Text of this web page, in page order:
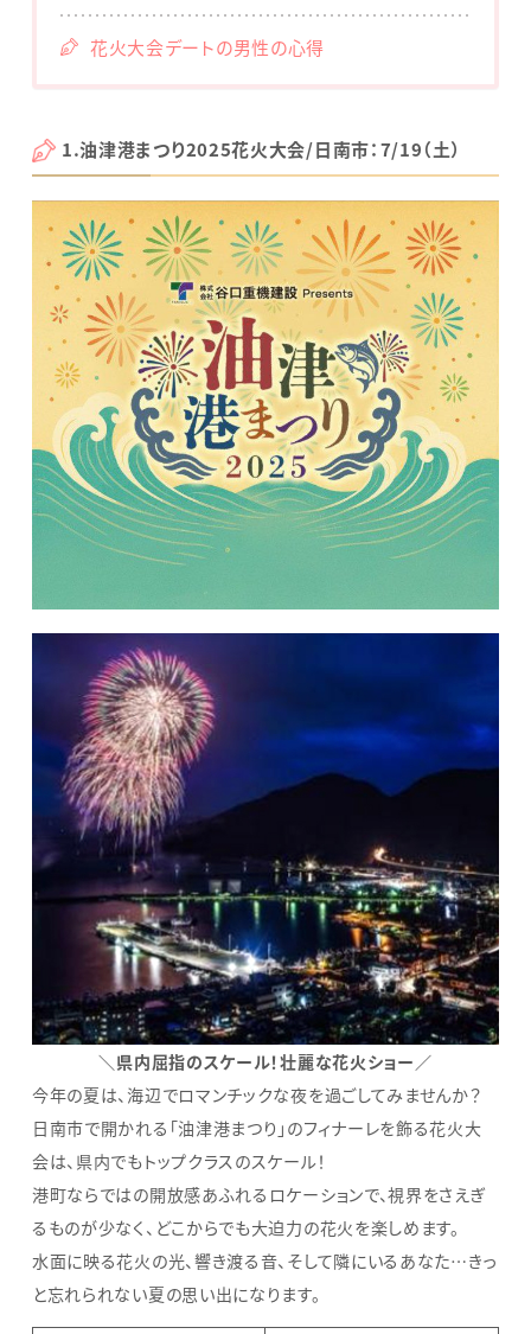
花火大会デートの男性の心得
1.油津港まつり2025花火大会/日南市：7/19（土）
＼県内屈指のスケール！壮麗な花火ショー／
今年の夏は、海辺でロマンチックな夜を過ごしてみませんか？
日南市で開かれる「油津港まつり」のフィナーレを飾る花火大
会は、県内でもトップクラスのスケール！
港町ならではの開放感あふれるロケーションで、視界をさえぎ
るものが少なく、どこからでも大迫力の花火を楽しめます。
水面に映る花火の光、響き渡る音、そして隣にいるあなた…きっ
と忘れられない夏の思い出になります。